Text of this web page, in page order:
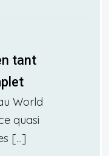
tant
World
quasi
[...]